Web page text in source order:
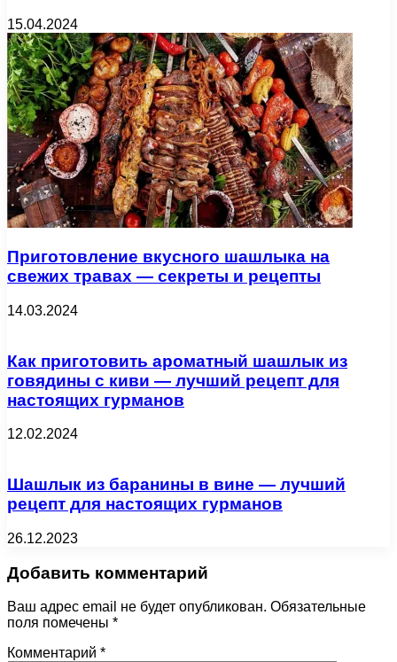
15.04.2024
Приготовление вкусного шашлыка на
свежих травах — секреты и рецепты
14.03.2024
Как приготовить ароматный шашлык из
говядины с киви — лучший рецепт для
настоящих гурманов
12.02.2024
Шашлык из баранины в вине — лучший
рецепт для настоящих гурманов
26.12.2023
Добавить комментарий
Ваш адрес email не будет опубликован. Обязательные
поля помечены *
Комментарий *